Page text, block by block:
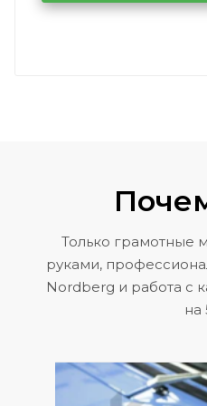
KUTUZOVV
Только грамотные
руками,
Nordberg и работа с
на